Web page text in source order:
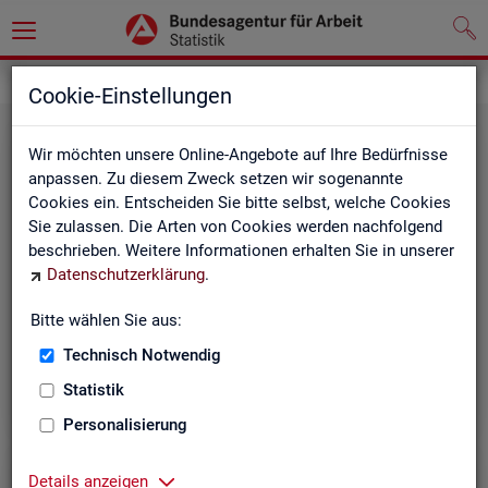
Cookie-Einstellungen
Wir möchten unsere Online-Angebote auf Ihre Bedürfnisse
anpassen. Zu diesem Zweck setzen wir sogenannte
Cookies ein. Entscheiden Sie bitte selbst, welche Cookies
Sie zulassen. Die Arten von Cookies werden nachfolgend
beschrieben. Weitere Informationen erhalten Sie in unserer
Datenschutzerklärung.
Bitte wählen Sie aus:
Technisch Notwendig
Statistik
Personalisierung
Details anzeigen
Me­tho­di­sche Hin­wei­se
Hintergrundinformationen und methodische Hinweise
zu den Fachstatistiken und weiteren Themen, z. B. zur